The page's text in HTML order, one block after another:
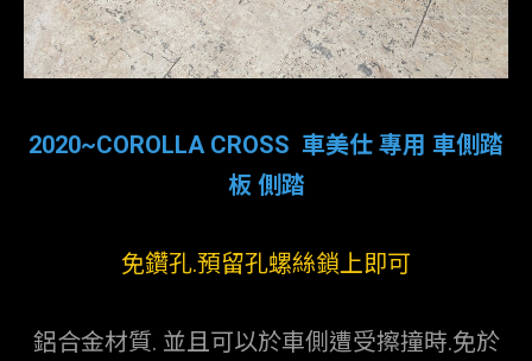
2020~COROLLA CROSS 車美仕 專用 車側踏
板 側踏
免鑽孔.預留孔螺絲鎖上即可
鋁合金材質. 並且可以於車側遭受擦撞時.免於